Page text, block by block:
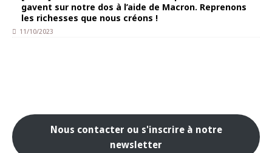
gavent sur notre dos à l’aide de Macron. Reprenons
les richesses que nous créons !
11/10/2023
Nous contacter ou s'inscrire à notre
newsletter